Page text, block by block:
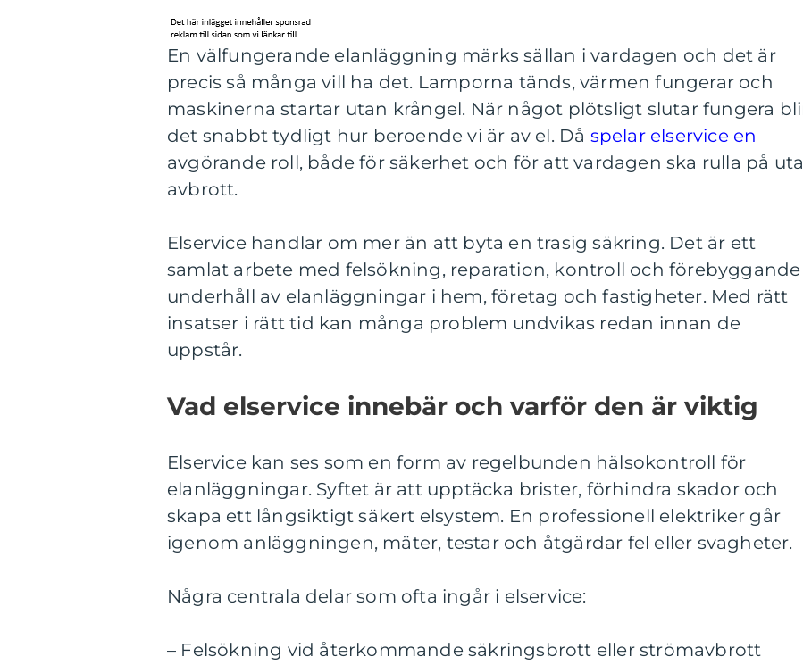
En välfungerande elanläggning märks sällan i vardagen och det är
precis så många vill ha det. Lamporna tänds, värmen fungerar och
maskinerna startar utan krångel. När något plötsligt slutar fungera
det snabbt tydligt hur beroende vi är av el. Då spelar elservice en
avgörande roll, både för säkerhet och för att vardagen ska rulla på
avbrott.
Elservice handlar om mer än att byta en trasig säkring. Det är ett
samlat arbete med felsökning, reparation, kontroll och förebyggande
underhåll av elanläggningar i hem, företag och fastigheter. Med rätt
insatser i rätt tid kan många problem undvikas redan innan de
uppstår.
Vad elservice innebär och varför den är viktig
Elservice kan ses som en form av regelbunden hälsokontroll för
elanläggningar. Syftet är att upptäcka brister, förhindra skador och
skapa ett långsiktigt säkert elsystem. En professionell elektriker går
igenom anläggningen, mäter, testar och åtgärdar fel eller svagheter.
Några centrala delar som ofta ingår i elservice:
– Felsökning vid återkommande säkringsbrott eller strömavbrott